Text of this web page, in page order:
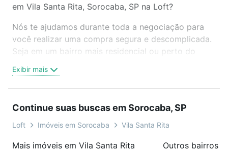
em Vila Santa Rita, Sorocaba, SP na Loft?
Nós te ajudamos durante toda a negociação para
você realizar uma compra segura e descomplicada.
Seja em um bairro mais residencial ou perto do
oferta ideal de Imóveis com 4 banheiros à venda em
Vila Santa Rita, Sorocaba, SP para conquistar seu
videochamada, é grátis, sem compromisso e você
ainda conta com mais de 46 mil corretores e
de imóveis.
Exibir mais
Continue suas buscas em Sorocaba, SP
Loft Imóveis em Sorocaba Vila Santa Rita
Mais imóveis em Vila Santa Rita Outros bairros